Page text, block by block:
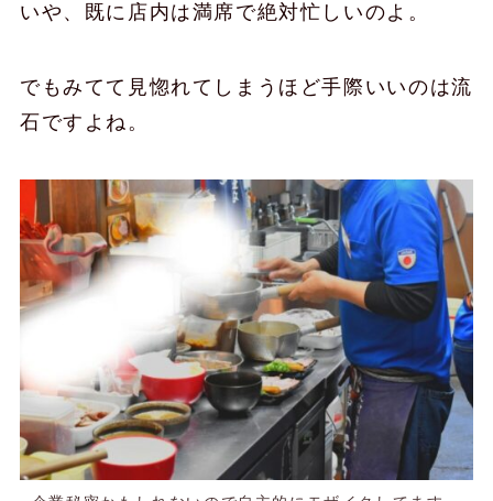
いや、既に店内は満席で絶対忙しいのよ。
でもみてて見惚れてしまうほど手際いいのは流
石ですよね。